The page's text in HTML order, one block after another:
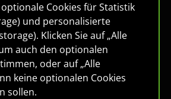
Cookies für Statistik
und personalisierte
Klicken Sie auf „Alle
auch den optionalen
oder auf „Alle
keine optionalen Cookies
sollen.